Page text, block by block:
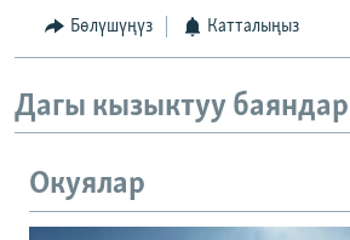
Бөлүшүңүз Катталыңыз
Дагы кызыктуу баяндар
Окуялар